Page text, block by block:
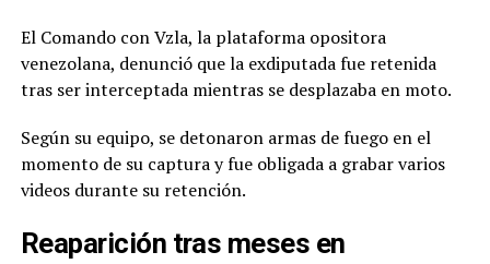
El Comando con Vzla, la plataforma opositora
venezolana, denunció que la exdiputada fue retenida
tras ser interceptada mientras se desplazaba en moto.
Según su equipo, se detonaron armas de fuego en el
momento de su captura y fue obligada a grabar varios
videos durante su retención.
Reaparición tras meses en